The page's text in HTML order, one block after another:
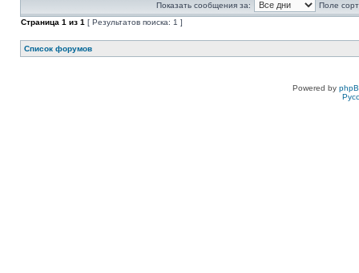
Показать сообщения за:
Поле
Страница 1 из 1 [ Результатов поиска: 1 ]
Список форумов
Powered by